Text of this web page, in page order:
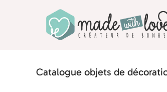
Catalogue objets de